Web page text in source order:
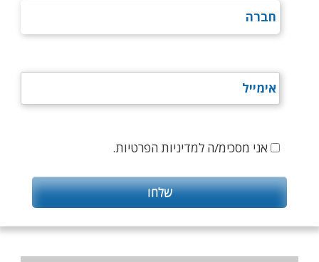
אני מסכימ/ה למדיניות הפרטיות.